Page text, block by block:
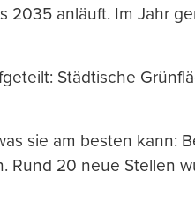
2035 anläuft. Im Jahr
Städtische
sie am besten kann:
Rund 20 neue Stellen